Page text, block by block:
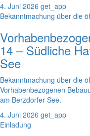
4. Juni 2026 get_app
Bekanntmachung über die
14 – Südliche
See
Bekanntmachung über die
Vorhabenbezogenen
am Berzdorfer See.
4. Juni 2026 get_app
Einladung